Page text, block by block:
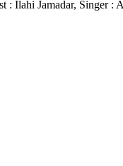
: Ilahi Jamadar,